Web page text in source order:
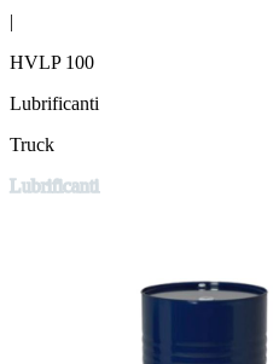
|
HVLP 100
Lubrificanti
Truck
Lubrificanti